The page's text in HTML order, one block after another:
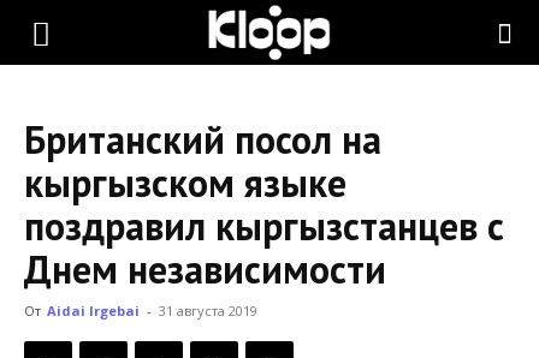
KLOOP.KG
Новости
Кыргызстана
Британский посол на
кыргызском языке
поздравил кыргызстанцев с
Днем независимости
От Aidai Irgebai - 31 августа 2019